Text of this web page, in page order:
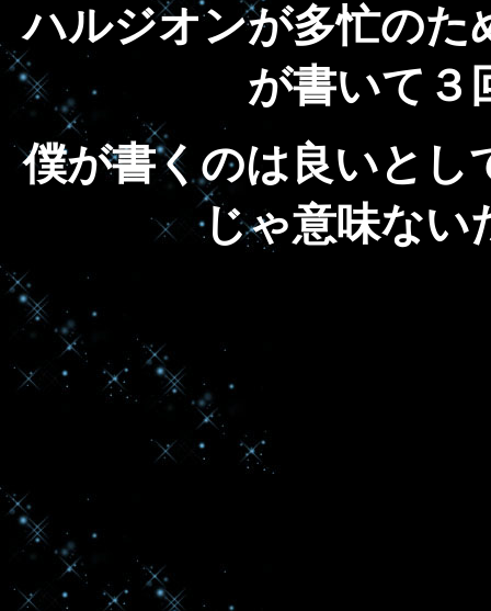
ハルジオンが多忙のた
が書いて３
僕が書くのは良いとし
じゃ意味ない